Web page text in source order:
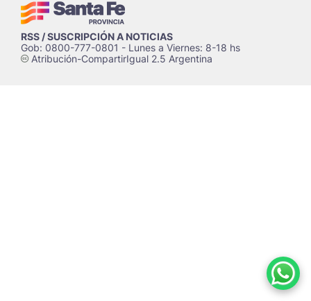
RSS / SUSCRIPCIÓN A NOTICIAS
Gob: 0800-777-0801 - Lunes a Viernes: 8-18 hs
cAtribución-CompartirIgual 2.5 Argentina